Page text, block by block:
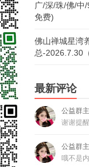
广/深/珠/佛/中
免费)
佛山禅城星湾
总-2026.7.30
最新评论
公益群主
谢谢提
公益群主
哦不是